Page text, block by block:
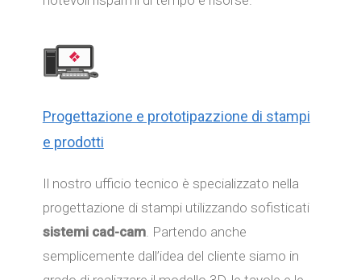
Progettazione e prototipazzione di stampi
e prodotti
Il nostro ufficio tecnico è specializzato nella
progettazione di stampi utilizzando sofisticati
sistemi cad-cam. Partendo anche
semplicemente dall’idea del cliente siamo in